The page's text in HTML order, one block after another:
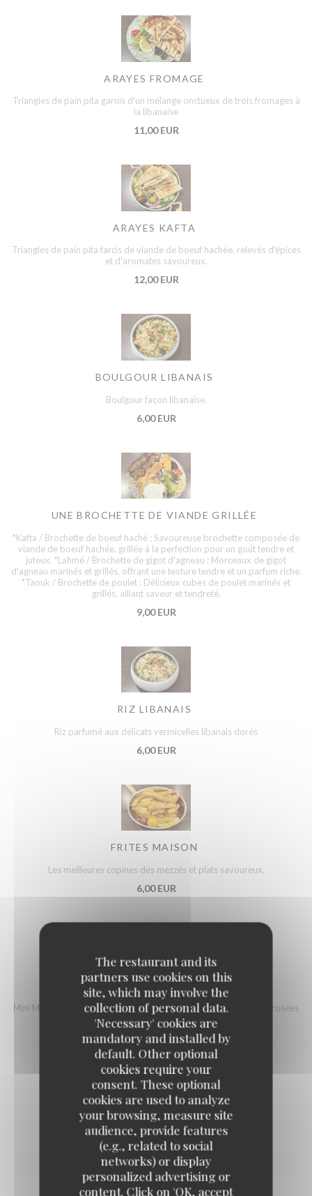
The restaurant and its
partners use cookies on this
site, which may involve the
collection of personal data.
'Necessary' cookies are
mandatory and installed by
default. Other optional
cookies require your
consent. These optional
cookies are used to analyze
your browsing, measure site
audience, provide features
(e.g., related to social
networks) or display
personalized advertising or
content. Click on 'OK, accept
ARAYES FROMAGE
Triangles de pain pita garnis d'un mélange onctueux de trois fromages à
la libanaise
11,00 EUR
ARAYES KAFTA
Triangles de pain pita farcis de viande de boeuf hachée, relevés d'épices
et d'aromates savoureux.
12,00 EUR
BOULGOUR LIBANAIS
Boulgour façon libanaise.
6,00 EUR
UNE BROCHETTE DE VIANDE GRILLÉE
*Kafta / Brochette de boeuf haché : Savoureuse brochette composée de
viande de boeuf hachée, grillée à la perfection pour un goût tendre et
juteux. *Lahmé / Brochette de gigot d'agneau : Morceaux de gigot
d'agneau marinés et grillés, offrant une texture tendre et un parfum riche.
*Taouk / Brochette de poulet : Délicieux cubes de poulet marinés et
grillés, alliant saveur et tendreté.
9,00 EUR
RIZ LIBANAIS
Riz parfumé aux délicats vermicelles libanais dorés
6,00 EUR
FRITES MAISON
Les meilleures copines des mezzés et plats savoureux.
6,00 EUR
MAKANEK
Mini Merguez libanaises à base de viande de boeuf, sautées et arrosées
de jus de citron
11,00 EUR
Hors Oeuvres Chauds
RIKAKAT FROMAGE